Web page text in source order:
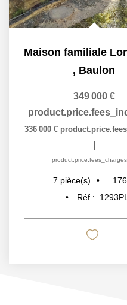
, Baulon
349 000 €
336 000 €
7 pièce(s) 176
Réf :
1293PL